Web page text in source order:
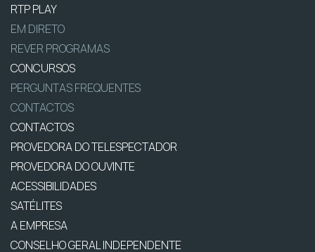
RTP PLAY
EM DIRETO
REVER PROGRAMAS
CONCURSOS
PERGUNTAS FREQUENTES
CONTACTOS
CONTACTOS
PROVEDORA DO TELESPECTADOR
PROVEDORA DO OUVINTE
ACESSIBILIDADES
SATÉLITES
A EMPRESA
CONSELHO GERAL INDEPENDENTE